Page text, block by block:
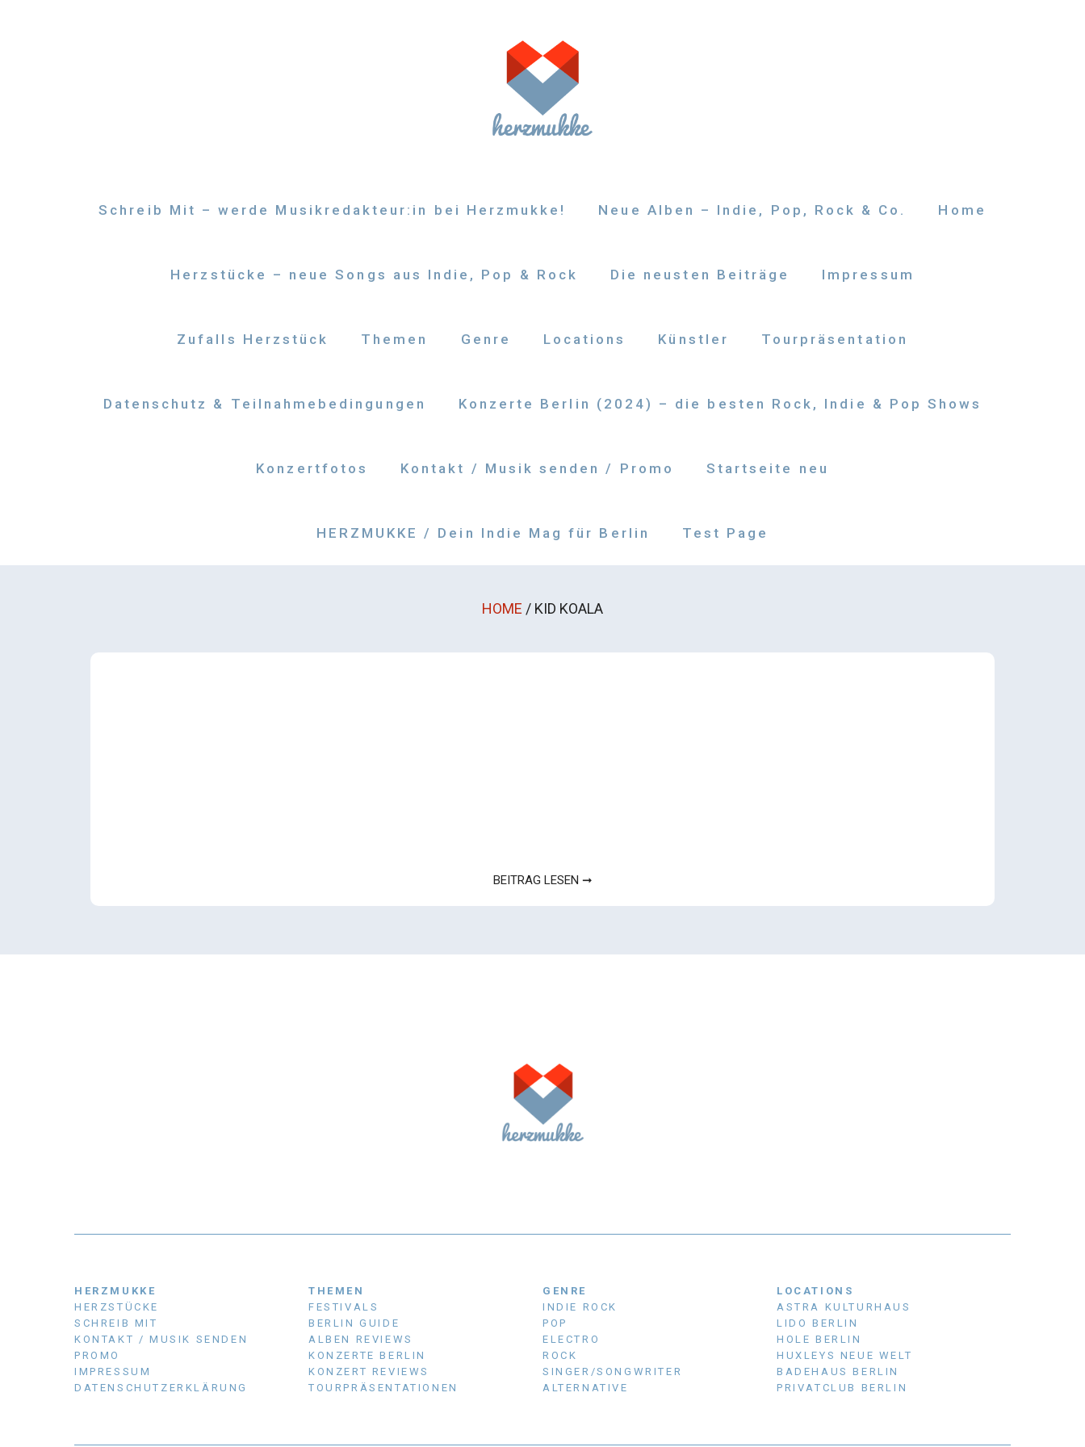
Schreib Mit – werde Musikredakteur:in bei Herzmukke! Neue Alben – Indie, Pop, Rock & Co. Home
Herzstücke – neue Songs aus Indie, Pop & Rock Die neusten Beiträge Impressum
Zufalls Herzstück Themen Genre Locations Künstler Tourpräsentation
Datenschutz & Teilnahmebedingungen Konzerte Berlin (2024) – die besten Rock, Indie & Pop Shows
Konzertfotos Kontakt / Musik senden / Promo Startseite neu
HERZMUKKE / Dein Indie Mag für Berlin Test Page
HOME / KID KOALA
BEITRAG LESEN ➞
HERZMUKKE
HERZSTÜCKE
SCHREIB MIT
KONTAKT / MUSIK SENDEN
PROMO
IMPRESSUM
DATENSCHUTZERKLÄRUNG
THEMEN
FESTIVALS
BERLIN GUIDE
ALBEN REVIEWS
KONZERTE BERLIN
KONZERT REVIEWS
TOURPRÄSENTATIONEN
GENRE
INDIE ROCK
POP
ELECTRO
ROCK
SINGER/SONGWRITER
ALTERNATIVE
LOCATIONS
ASTRA KULTURHAUS
LIDO BERLIN
HOLE BERLIN
HUXLEYS NEUE WELT
BADEHAUS BERLIN
PRIVATCLUB BERLIN